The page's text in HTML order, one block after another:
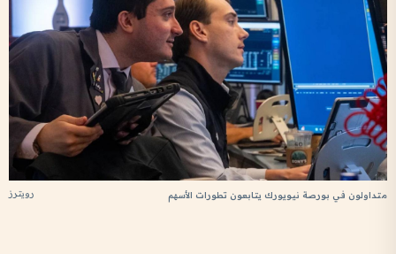
رويترز متداولون في بورصة نيويورك يتابعون تطورات الأسهم